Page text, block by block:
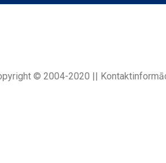
© 2004-2020 ||